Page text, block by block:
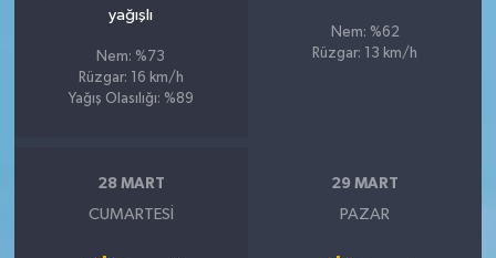
yağışlı
Nem: %73
Rüzgar: 16 km/h
Yağış Olasılığı: %89
Nem: %62
Rüzgar: 13 km/h
28 MART
CUMARTESI
29 MART
PAZAR